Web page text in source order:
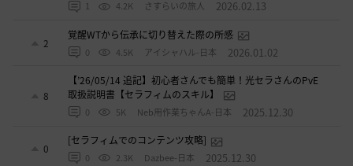
1 4.2K さすらいの旅人 2026.02.13
2
覚醒WTから伝承に切り替えた際の所感
0 4.5K アイシャハル-日本 2026.01.02
8
【’26/05/14 追記】初心者さんでも簡単！光セラさんのPvE
取扱説明書【セラフィムのスキル】
0 5K Neb用作業ちゃんA-日本 2025.12.30
0
[セラフィムでのコンテンツ攻略]
0 2.3K Dazbee-日本 2025.12.30